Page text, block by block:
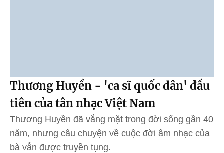
Thương Huyền - 'ca sĩ quốc dân' đầu
tiên của tân nhạc Việt Nam
Thương Huyền đã vắng mặt trong đời sống gần 40
năm, nhưng câu chuyện về cuộc đời âm nhạc của
bà vẫn được truyền tụng.